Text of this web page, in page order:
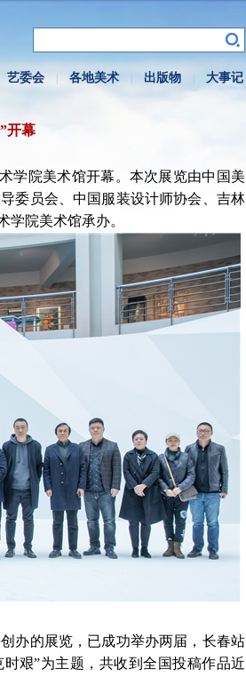
艺委会 各地美术 出版物 大事记
开幕
学院美术馆开幕。本次展览由中国美
委员会、中国服装设计师协会、吉林
院美术馆承办。
办的展览，已成功举办两届，长春站
艰”为主题，共收到全国投稿作品近